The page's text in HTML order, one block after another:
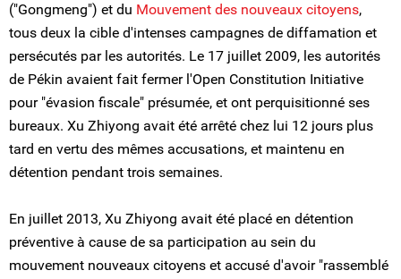
("Gongmeng") et du Mouvement des nouveaux citoyens,
tous deux la cible d'intenses campagnes de diffamation et
persécutés par les autorités. Le 17 juillet 2009, les autorités
de Pékin avaient fait fermer l'Open Constitution Initiative
pour "évasion fiscale" présumée, et ont perquisitionné ses
bureaux. Xu Zhiyong avait été arrêté chez lui 12 jours plus
tard en vertu des mêmes accusations, et maintenu en
détention pendant trois semaines.
En juillet 2013, Xu Zhiyong avait été placé en détention
préventive à cause de sa participation au sein du
mouvement nouveaux citoyens et accusé d'avoir "rassemblé